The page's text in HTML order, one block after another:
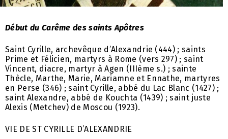
Début du Carême des saints Apôtres
Saint Cyrille, archevêque d’Alexandrie (444) ; saints
Prime et Félicien, martyrs à Rome (vers 297) ; saint
Vincent, diacre, martyr à Agen (IIIème s.) ; sainte
Thècle, Marthe, Marie, Mariamne et Ennathe, martyres
en Perse (346) ; saint Cyrille, abbé du Lac Blanc (1427) ;
saint Alexandre, abbé de Kouchta (1439) ; saint juste
Alexis (Metchev) de Moscou (1923).
VIE DE ST CYRILLE D’ALEXANDRIE